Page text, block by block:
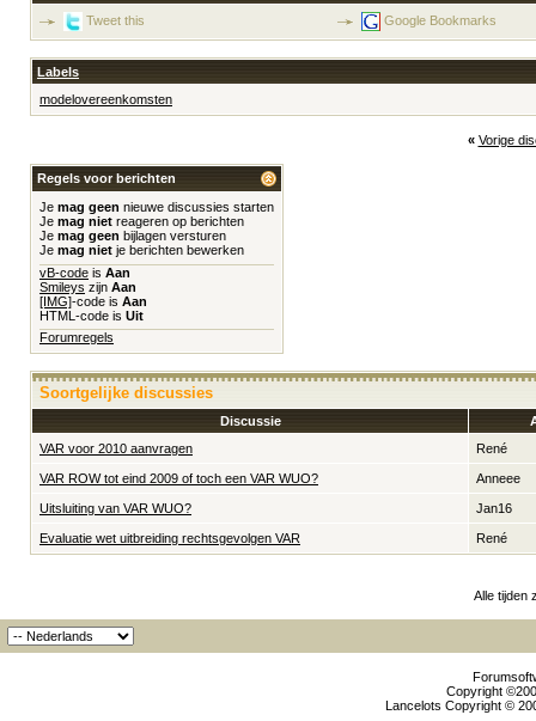
Tweet this
Google Bookmarks
Labels
modelovereenkomsten
« Vorige
Regels voor berichten
Je mag geen nieuwe discussies starten
Je mag niet reageren op berichten
Je mag geen bijlagen versturen
Je mag niet je berichten bewerken
vB-code is Aan
Smileys zijn Aan
[IMG]-code is Aan
HTML-code is Uit
Forumregels
Soortgelijke discussies
Discussie
VAR voor 2010 aanvragen
René
VAR ROW tot eind 2009 of toch een VAR WUO? Anneee
Uitsluiting van VAR WUO? Jan16
Evaluatie wet uitbreiding rechtsgevolgen VAR René
Alle tijden
Copyright
Lancelots Copyright ©